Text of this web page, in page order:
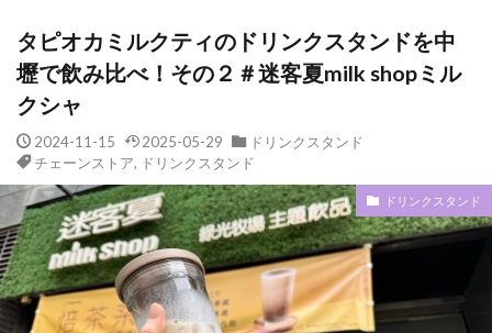
タピオカミルクティのドリンクスタンドを中
壢で飲み比べ！その２＃迷客夏milk shopミル
クシャ
2024-11-15 2025-05-29
ドリンクスタンド
チェーンストア, ドリンクスタンド
ドリンクスタンド
カフェ
夜市 マッサージ
豆花
観光スポット
観光工場
日式宿舎
異国料理
インドネシア料理
日本食
ドリンクスタンド
チェーンストア
お土産 眷村
客家
ホテル
交通アクセス
コインロッカー
基本情報
検索